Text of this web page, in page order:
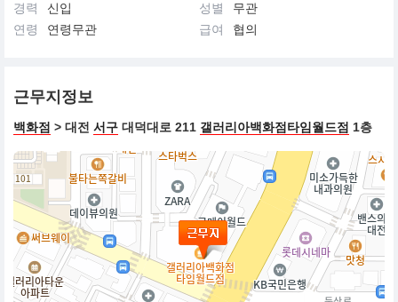
경력
신입 성별
무관
연령
연령무관 급여 협의
근무지정보
백화점 > 대전 서구 대덕대로 211 갤러리아백화점타임월드점 1층